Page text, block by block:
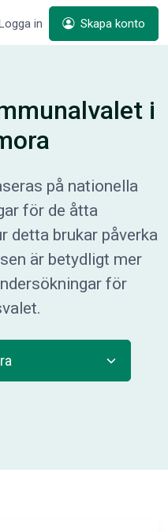
in Skapa konto
i
på nationella
för de åtta
detta brukar påverka
är betydligt mer
för